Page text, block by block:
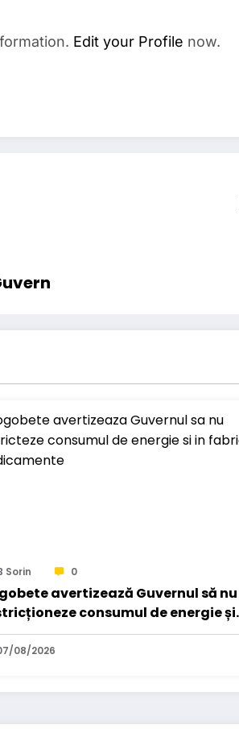
Edit your Profile now.
Sorin 0
avertizează Guvernul să nu
consumul de energie și
de medicamente.
08/2026